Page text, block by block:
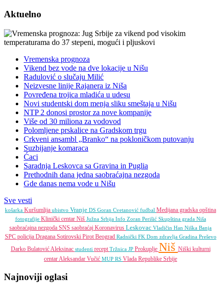
Aktuelno
Vremenska prognoza
Vikend bez vode na dve lokacije u Nišu
Radulović o slučaju Milić
Neizvesne linije Rajanera iz Niša
Povređena trojica mladića u udesu
Novi studentski dom menja sliku smeštaja u Nišu
NTP 2 donosi prostor za nove kompanije
Više od 30 miliona za vodovod
Polomljene prskalice na Gradskom trgu
Crkveni ansambl „Branko“ na pokloničkom putovanju
Suzbijanje komaraca
Ćaci
Saradnja Leskovca sa Gravina in Puglia
Prethodnih dana jedna saobraćajna nezgoda
Gde danas nema vode u Nišu
Sve vesti
košarka Kuršumlija ubistvo Vranje DS Goran Cvetanović fudbal Medijana gradska opština
fotografije Klinički centar Niš Južna Srbija Info Zoran Perišić Skupština grada Niša
saobraćajna nezgoda SNS saobraćaj Koronavirus Leskovac Vladičin Han Niška Banja
SPC policija Dragana Sotirovski Pirot Beograd Radnički FK Dom zdravlja Gradina Preševo
Darko Bulatović Aleksinac studenti recept Tržnica JP Prokuplje Niš Niški kulturni
centar Aleksandar Vučić MUP RS Vlada Republike Srbije
Najnoviji oglasi